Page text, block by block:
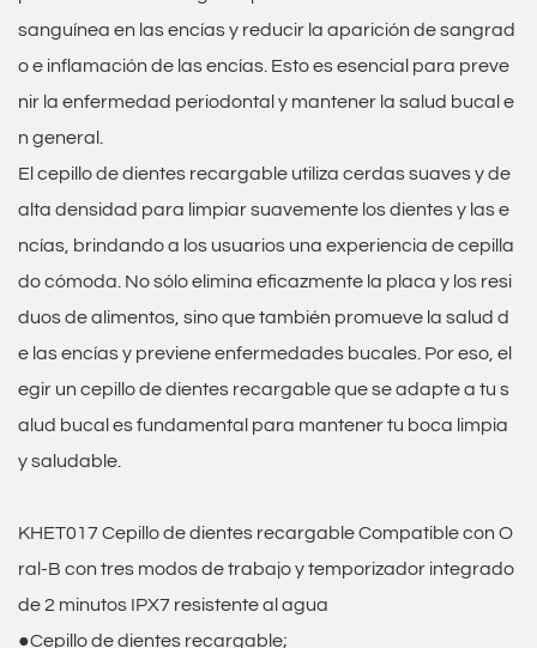
sanguínea en las encías y reducir la aparición de sangrad
o e inflamación de las encías. Esto es esencial para preve
nir la enfermedad periodontal y mantener la salud bucal e
n general.
El cepillo de dientes recargable utiliza cerdas suaves y de
alta densidad para limpiar suavemente los dientes y las e
ncías, brindando a los usuarios una experiencia de cepilla
do cómoda. No sólo elimina eficazmente la placa y los resi
duos de alimentos, sino que también promueve la salud d
e las encías y previene enfermedades bucales. Por eso, el
egir un cepillo de dientes recargable que se adapte a tu s
alud bucal es fundamental para mantener tu boca limpia
y saludable.
KHET017 Cepillo de dientes recargable Compatible con O
ral-B con tres modos de trabajo y temporizador integrado
de 2 minutos IPX7 resistente al agua
●Cepillo de dientes recargable;